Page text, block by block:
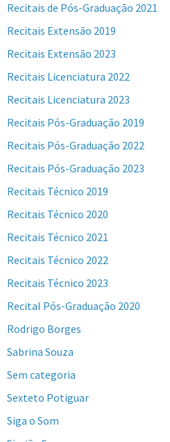
Recitais de Pós-Graduação 2021
Recitais Extensão 2019
Recitais Extensão 2023
Recitais Licenciatura 2022
Recitais Licenciatura 2023
Recitais Pós-Graduação 2019
Recitais Pós-Graduação 2022
Recitais Pós-Graduação 2023
Recitais Técnico 2019
Recitais Técnico 2020
Recitais Técnico 2021
Recitais Técnico 2022
Recitais Técnico 2023
Recital Pós-Graduação 2020
Rodrigo Borges
Sabrina Souza
Sem categoria
Sexteto Potiguar
Siga o Som